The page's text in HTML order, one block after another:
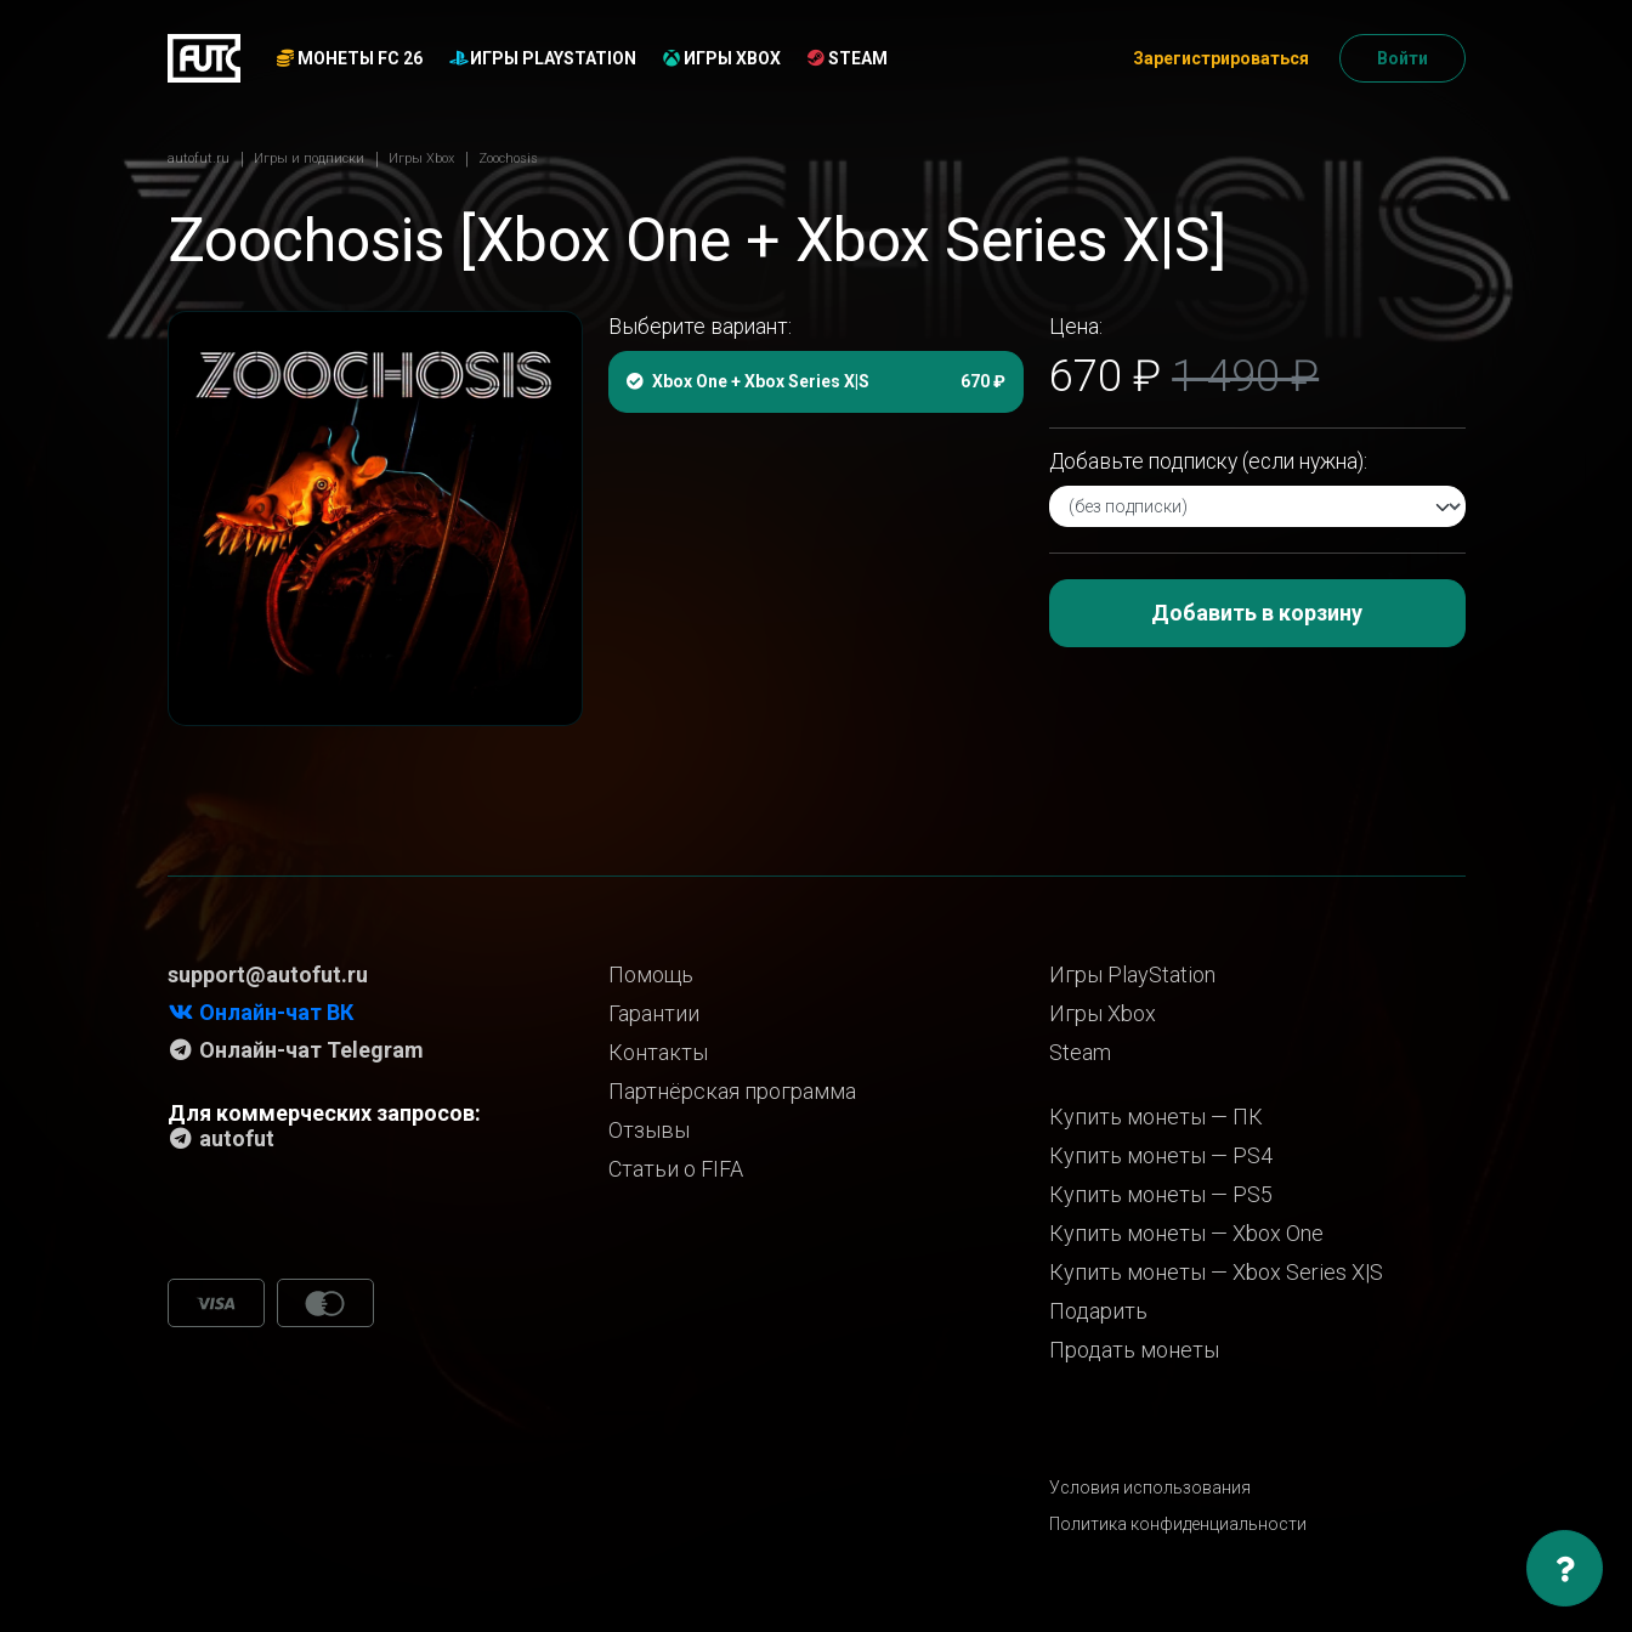
МОНЕТЫ FC 26 ИГРЫ PLAYSTATION ИГРЫ XBOX STEAM Зарегистрироваться Войти
autofut.ru Игры и подписки Игры Xbox Zoochosis
Zoochosis [Xbox One + Xbox Series X|S]
Выберите вариант:
Xbox One + Xbox Series X|S 670 ₽
Цена:
670 ₽1 490 ₽
Добавьте подписку (если нужна):
Добавить в корзину
support@autofut.ru
Онлайн-чат ВК
Онлайн-чат Telegram
Для коммерческих запросов:
autofut
Помощь
Гарантии
Контакты
Партнёрская программа
Отзывы
Статьи о FIFA
Игры PlayStation
Игры Xbox
Steam
Купить монеты — ПК
Купить монеты — PS4
Купить монеты — PS5
Купить монеты — Xbox One
Купить монеты — Xbox Series X|S
Подарить
Продать монеты
Условия использования
Политика конфиденциальности